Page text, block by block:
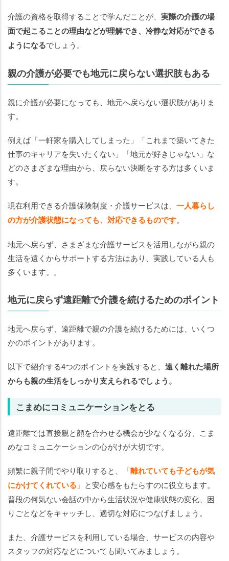
介護の資格を取得することで学んだことが、 実際の介護の場
面で起こることの理由などが理解でき、冷静な対応ができる
ようになるでしょう。
親の介護が必要でも地元に戻らない選択肢もある
親に介護が必要になっても、地元へ戻らない選択肢がありま
す。
例えば「一軒家を購入してしまった」「これまで築いてきた
仕事のキャリアを失いたくない」「地元が好きじゃない」な
どのさまざまな理由から、戻らない決断をする方は多くいま
す。
現在利用できる介護保険制度・介護サービスは
一人暮らし
の方が介護状態になっても、対応できるものです。
地元へ戻らず、さまざまな介護サービスを活用しながら親の
生活を遠くからサポートする方法はあり、実践している人も
多くいます。。
地元に戻らず遠距離で介護を続けるためのポイント
地元へ戻らず、遠距離で親の介護を続けるためには、いくつ
かのポイントがあります。
以下で紹介する4つのポイントを実践すると、 遠く離れた場所
からも親の生活をしっかり支えられるでしょう。
こまめにコミュニケーションをとる
遠距離では直接親と顔を合わせる機会が少なくなる分、こま
めなコミュニケーションの心がけが大切です。
頻繁に親子間でやり取りすると、 「離れていても子どもが気
にかけてくれている 」 と安心感をもたらすのに役立ちます。
普段の何気ない会話の中から生活状況や健康状態の変化、困
りごとなどをキャッチし、適切な対応につなげましょう。
また、介護サービスを利用している場合、サービスの内容や
スタッフの対応などについても聞いてみましょう。